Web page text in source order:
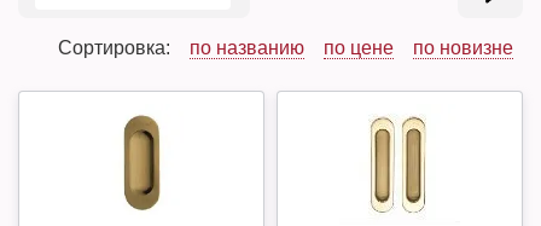
Сортировка: по названию по цене по новизне